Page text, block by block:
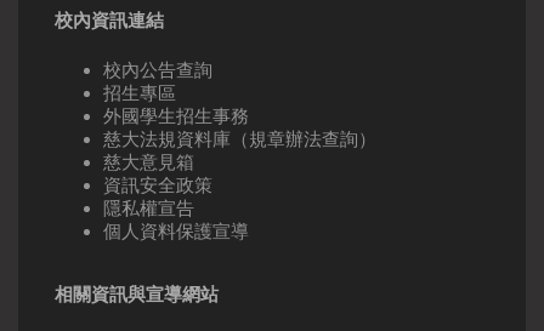
校內資訊連結
校內公告查詢
招生專區
外國學生招生事務
慈大法規資料庫（規章辦法查詢）
慈大意見箱
資訊安全政策
隱私權宣告
個人資料保護宣導
相關資訊與宣導網站